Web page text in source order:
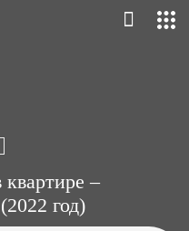
–
год)